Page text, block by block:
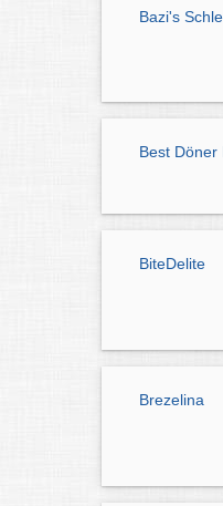
Bazi's
Best Döner
BiteDelite
Brezelina